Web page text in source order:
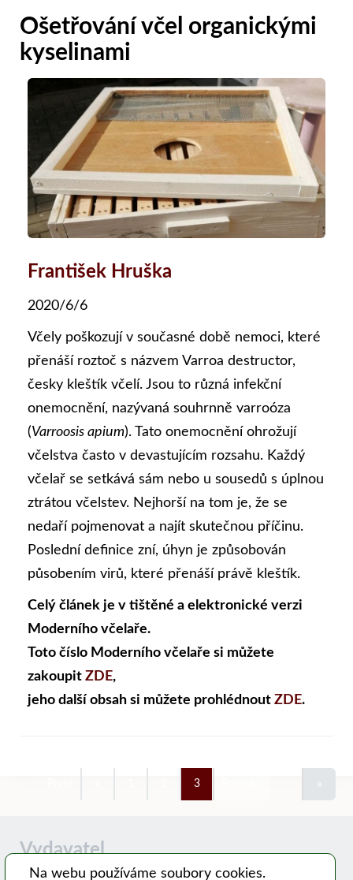
Ošetřování včel organickými
kyselinami
František Hruška
2020/6/6
Včely poškozují v současné době nemoci, které
přenáší roztoč s názvem Varroa destructor,
česky kleštík včelí. Jsou to různá infekční
onemocnění, nazývaná souhrnně varroóza
(Varroosis apium). Tato onemocnění ohrožují
včelstva často v devastujícím rozsahu. Každý
včelař se setkává sám nebo u sousedů s úplnou
ztrátou včelstev. Nejhorší na tom je, že se
nedaří pojmenovat a najít skutečnou příčinu.
Poslední definice zní, úhyn je způsobován
působením virů, které přenáší právě kleštík.
Celý článek je v tištěné a elektronické verzi
Moderního včelaře.
Toto číslo Moderního včelaře si můžete
zakoupit ZDE,
jeho další obsah si můžete prohlédnout ZDE.
3 »
Vydavatel
Na webu používáme soubory cookies.